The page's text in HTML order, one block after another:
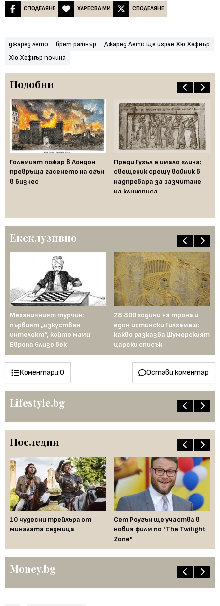
СПОДЕЛЯНЕ ХАРЕСВА МИ СПОДЕЛЯНЕ
джаред лето брет ратнър
Джаред Лето ще играе Хю Хефнър
Хю Хефнър почина
Подобни
Големият пожар в Лондон
превръща гасенето на огън
в бизнес
Преди Гугъл е имало глина:
свещеник срещу войник в
надпревара за разчитане
на клинописа
Ексклузивно
Механичният турчин:
първият „изкуствен
интелект“, който мами
Европа близо век
28 800 години на трона и
един истински Гилгамеш:
какво разказва Шумерският
царски списък
Коментари:0 Остави коментар
Lifestyle.bg
Последни
10 чудесни трейлъра от
миналата седмица
Сет Роугън ще участва в
новия филм по "The Twilight
Zone"
Money.bg